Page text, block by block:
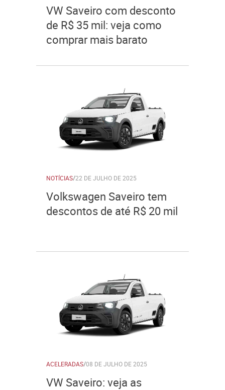
VW Saveiro com desconto
de R$ 35 mil: veja como
comprar mais barato
NOTÍCIAS/22 DE JULHO DE 2025
Volkswagen Saveiro tem
descontos de até R$ 20 mil
ACELERADAS/08 DE JULHO DE 2025
VW Saveiro: veja as